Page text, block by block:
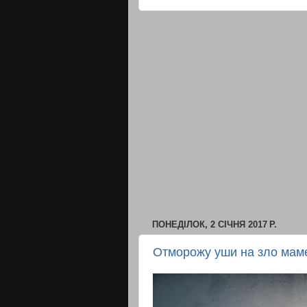
ПОНЕДІЛОК, 2 СІЧНЯ 2017 Р.
Отморожу уши на зло